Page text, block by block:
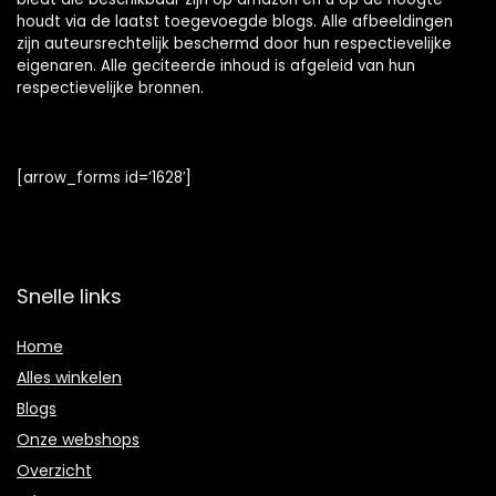
houdt via de laatst toegevoegde blogs. Alle afbeeldingen
zijn auteursrechtelijk beschermd door hun respectievelijke
eigenaren. Alle geciteerde inhoud is afgeleid van hun
respectievelijke bronnen.
[arrow_forms id=’1628′]
Snelle links
Home
Alles winkelen
Blogs
Onze webshops
Overzicht